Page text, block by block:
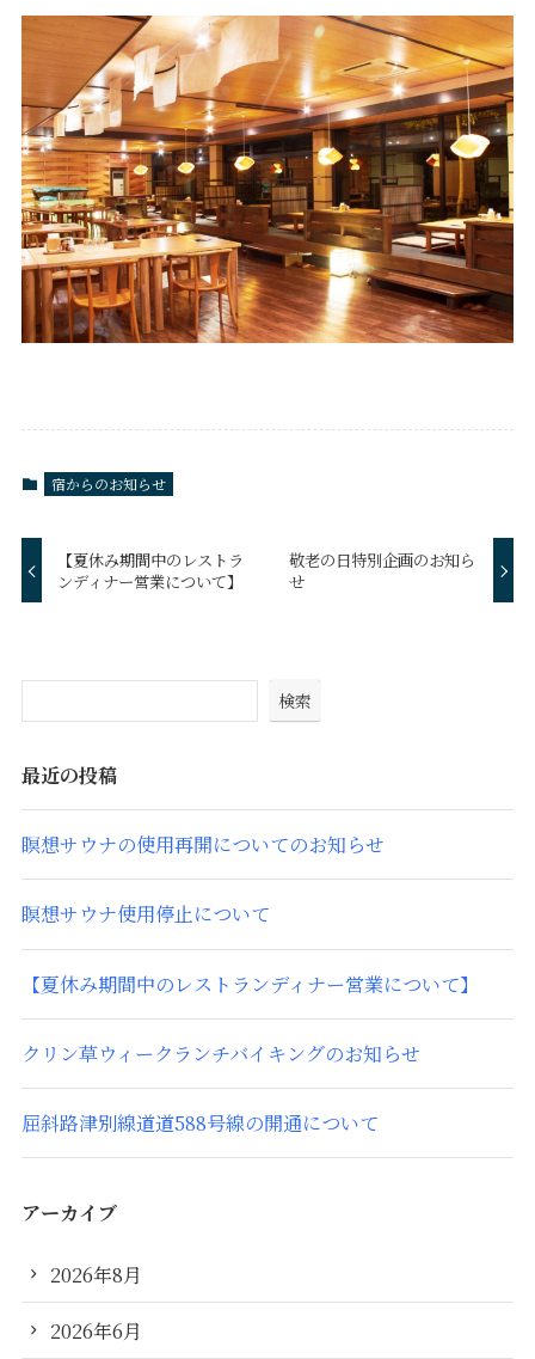
宿からのお知らせ
【夏休み期間中のレストラ
ンディナー営業について】
敬老の日特別企画のお知ら
せ
検索
最近の投稿
瞑想サウナの使用再開についてのお知らせ
瞑想サウナ使用停止について
【夏休み期間中のレストランディナー営業について】
クリン草ウィークランチバイキングのお知らせ
屈斜路津別線道道588号線の開通について
アーカイブ
2026年8月
2026年6月